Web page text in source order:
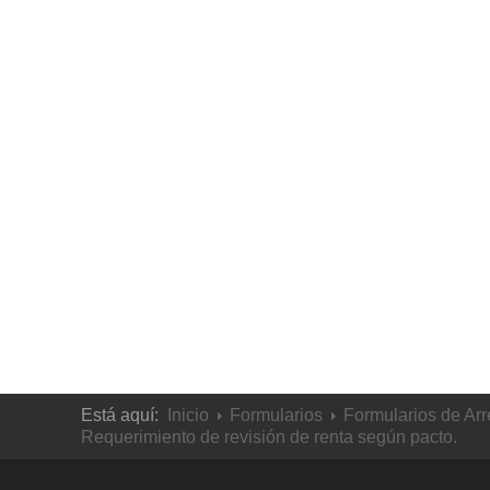
Está aquí: Inicio Formularios Formularios de
Requerimiento de revisión de renta según pacto.